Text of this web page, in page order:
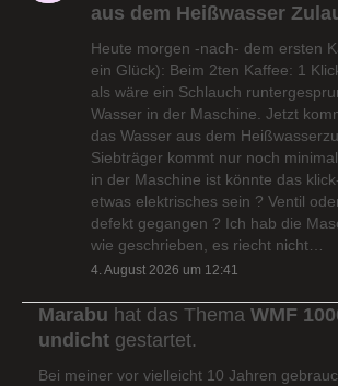
aus dem Heißwasser
Heute morgen -nach- dem ersten
ein Glück): Beim 2ten Kaffee: 1
als wäre ein Schlauch
Wasser in der Maschine. Jetzt
das Wasser aus dem
Siebträger kommt nur noch
in der Maschine ist könnte das
etwas elektrisches sein ? Ventil
defekt gegangen ? Ich hab die
wie geschrieben, es riecht nicht…
4. August 2026 um 12:41
Marabu hat das Thema WMF
undicht gestartet.
Bei meiner vor vielleicht 10 Jahren